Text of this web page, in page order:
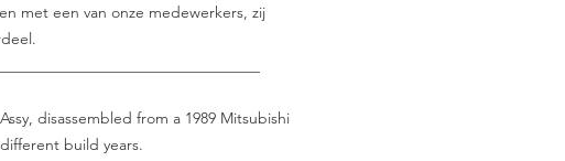
met een van onze medewerkers, zij
disassembled from a 1989 Mitsubishi
build years.